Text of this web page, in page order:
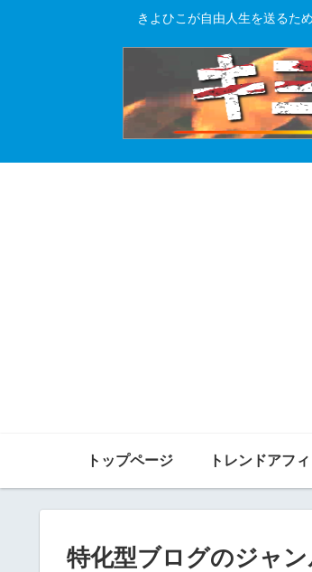
きよひこが自由人生を送るた
トップページ トレンドアフ
特化型ブログのジャ